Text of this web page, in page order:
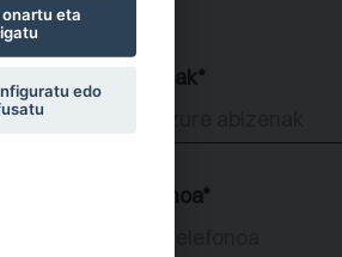
Abizenak*
Telefonoa*
eta
edo